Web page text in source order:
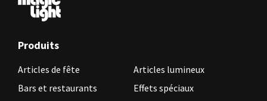
Produits
Articles de fête
Articles lumineux
Bars et restaurants
Effets spéciaux